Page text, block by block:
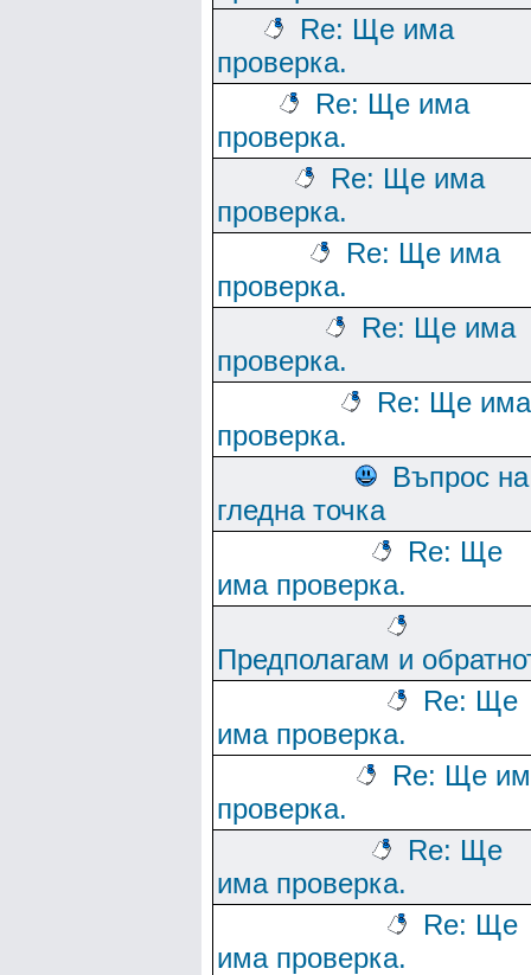
Re: Ще има
проверка.
Re: Ще има
проверка.
Re: Ще има
проверка.
Re: Ще има
проверка.
Re: Ще има
проверка.
Re: Ще има
проверка.
Въпрос на
гледна точка
Re: Ще
има проверка.
Предполагам и
Re: Ще
има проверка.
Re: Ще
проверка.
Re: Ще
има проверка.
Re: Ще
има проверка.